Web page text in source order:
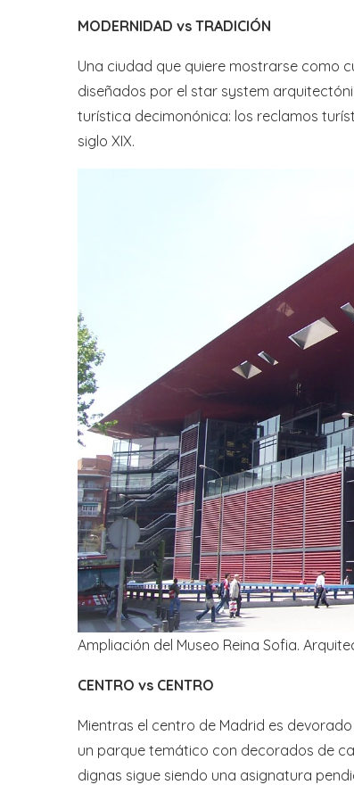
MODERNIDAD vs TRADICIÓN
Una ciudad que quiere mostrarse como
diseñados por el star system
turística decimonónica: los reclamos
siglo XIX.
Ampliación del Museo Reina Sofia.
CENTRO vs CENTRO
Mientras el centro de Madrid es
un parque temático con decorados de
dignas sigue siendo una asignatura